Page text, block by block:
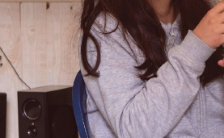
Notre « Incolettre » mensuelle
Recherche